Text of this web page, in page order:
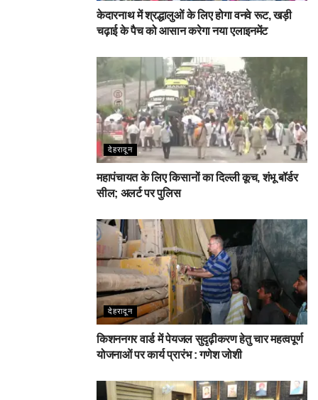
केदारनाथ में श्रद्धालुओं के लिए होगा वनवे रूट, खड़ी
चढ़ाई के पैच को आसान करेगा नया एलाइनमेंट
देहरादून
महापंचायत के लिए किसानों का दिल्ली कूच, शंभू बॉर्डर
सील; अलर्ट पर पुलिस
देहरादून
किशननगर वार्ड में पेयजल सुदृढ़ीकरण हेतु चार महत्वपूर्ण
योजनाओं पर कार्य प्रारंभ : गणेश जोशी